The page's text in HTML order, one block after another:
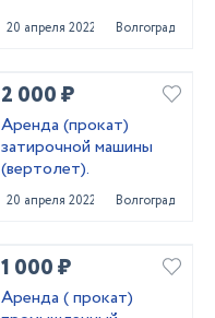
20 апреля 2022 Волгоград
2 000 ₽
Аренда (прокат)
затирочной машины
(вертолет).
20 апреля 2022 Волгоград
1 000 ₽
Аренда ( прокат)